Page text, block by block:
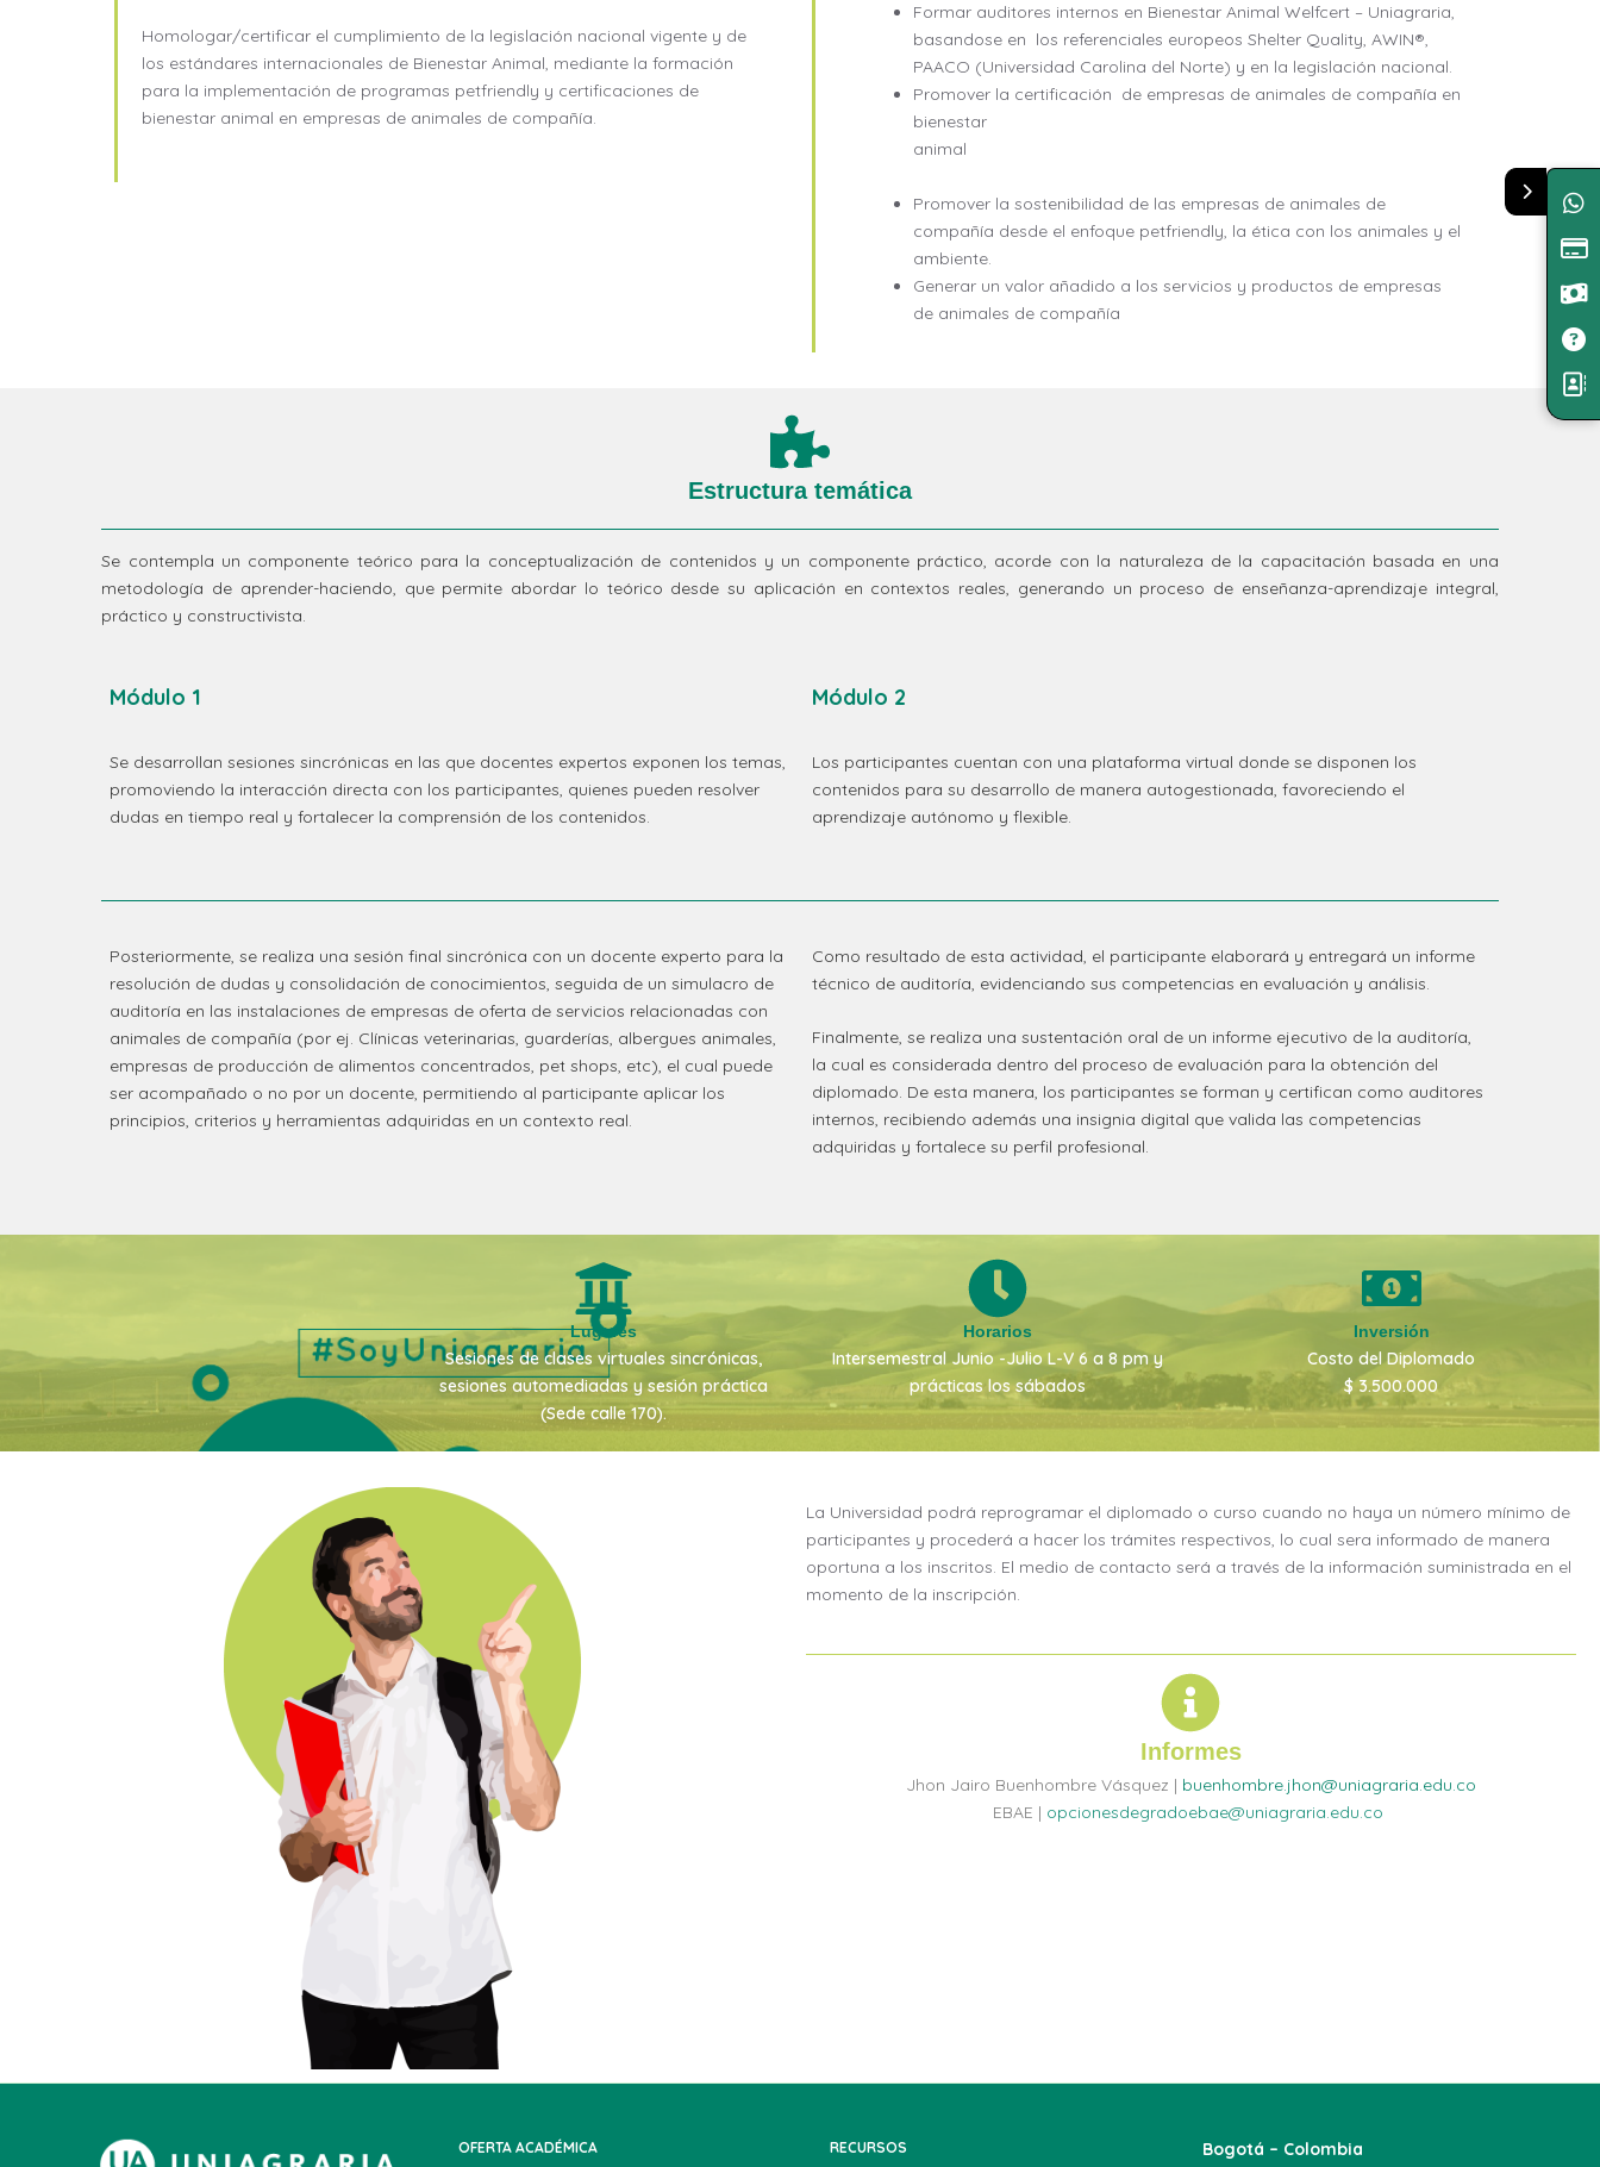
Homologar/certificar el cumplimiento de la legislación nacional vigente y de
los estándares internacionales de Bienestar Animal, mediante la formación
para la implementación de programas petfriendly y certificaciones de
bienestar animal en empresas de animales de compañía.
Formar auditores internos en Bienestar Animal Welfcert – Uniagraria,
basandose en los referenciales europeos Shelter Quality, AWIN®,
PAACO (Universidad Carolina del Norte) y en la legislación nacional.
Promover la certificación de empresas de animales de compañía en
bienestar
animal
Promover la sostenibilidad de las empresas de animales de
compañía desde el enfoque petfriendly, la ética con los animales y el
ambiente.
Generar un valor añadido a los servicios y productos de empresas
de animales de compañía
Estructura temática
Se contempla un componente teórico para la conceptualización de contenidos y un componente práctico, acorde con la naturaleza de la capacitación basada en una
metodología de aprender-haciendo, que permite abordar lo teórico desde su aplicación en contextos reales, generando un proceso de enseñanza-aprendizaje integral,
práctico y constructivista.
Módulo 1
Se desarrollan sesiones sincrónicas en las que docentes expertos exponen los temas,
promoviendo la interacción directa con los participantes, quienes pueden resolver
dudas en tiempo real y fortalecer la comprensión de los contenidos.
Módulo 2
Los participantes cuentan con una plataforma virtual donde se disponen los
contenidos para su desarrollo de manera autogestionada, favoreciendo el
aprendizaje autónomo y flexible.
Posteriormente, se realiza una sesión final sincrónica con un docente experto para la
resolución de dudas y consolidación de conocimientos, seguida de un simulacro de
auditoría en las instalaciones de empresas de oferta de servicios relacionadas con
animales de compañía (por ej. Clínicas veterinarias, guarderías, albergues animales,
empresas de producción de alimentos concentrados, pet shops, etc), el cual puede
ser acompañado o no por un docente, permitiendo al participante aplicar los
principios, criterios y herramientas adquiridas en un contexto real.
Como resultado de esta actividad, el participante elaborará y entregará un informe
técnico de auditoría, evidenciando sus competencias en evaluación y análisis.
Finalmente, se realiza una sustentación oral de un informe ejecutivo de la auditoría,
la cual es considerada dentro del proceso de evaluación para la obtención del
diplomado. De esta manera, los participantes se forman y certifican como auditores
internos, recibiendo además una insignia digital que valida las competencias
adquiridas y fortalece su perfil profesional.
Lugares
Sesiones de clases virtuales sincrónicas,
sesiones automediadas y sesión práctica
(Sede calle 170).
Horarios
Intersemestral Junio -Julio L-V 6 a 8 pm y
prácticas los sábados
Inversión
Costo del Diplomado
$ 3.500.000
La Universidad podrá reprogramar el diplomado o curso cuando no haya un número mínimo de
participantes y procederá a hacer los trámites respectivos, lo cual sera informado de manera
oportuna a los inscritos. El medio de contacto será a través de la información suministrada en el
momento de la inscripción.
Informes
Jhon Jairo Buenhombre Vásquez | buenhombre.jhon@uniagraria.edu.co
EBAE | opcionesdegradoebae@uniagraria.edu.co
OFERTA ACADÉMICA RECURSOS Bogotá – Colombia